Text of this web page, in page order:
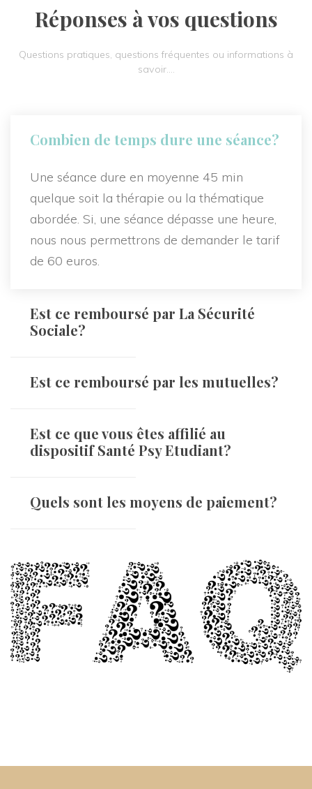
Réponses à vos questions
Questions pratiques, questions fréquentes ou informations à
savoir….
Combien de temps dure une séance?
Une séance dure en moyenne 45 min
quelque soit la thérapie ou la thématique
abordée. Si, une séance dépasse une heure,
nous nous permettrons de demander le tarif
de 60 euros.
Est ce remboursé par La Sécurité
Sociale?
Est ce remboursé par les mutuelles?
Est ce que vous êtes affilié au
dispositif Santé Psy Etudiant?
Quels sont les moyens de paiement?